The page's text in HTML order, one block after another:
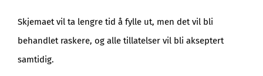
Skjemaet vil ta lengre tid å fylle ut, men det vil bli
behandlet raskere, og alle tillatelser vil bli akseptert
samtidig.